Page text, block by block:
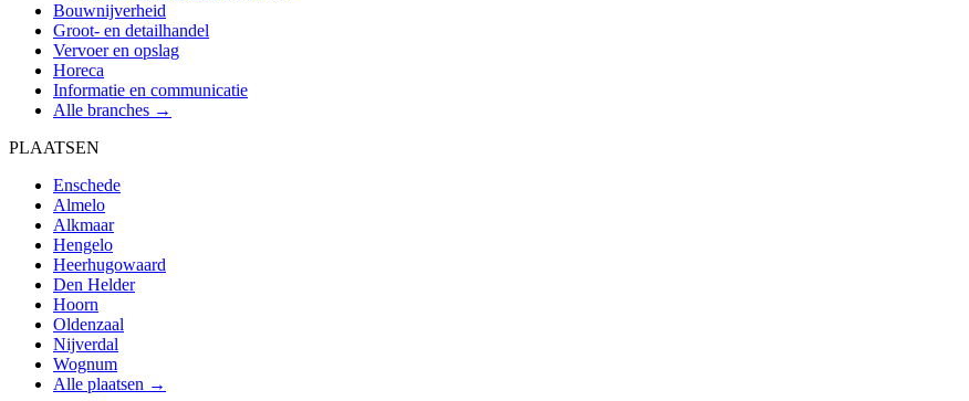
Bouwnijverheid
Groot- en detailhandel
Vervoer en opslag
Horeca
Informatie en communicatie
Alle branches →
PLAATSEN
Enschede
Almelo
Alkmaar
Hengelo
Heerhugowaard
Den Helder
Hoorn
Oldenzaal
Nijverdal
Wognum
Alle plaatsen →